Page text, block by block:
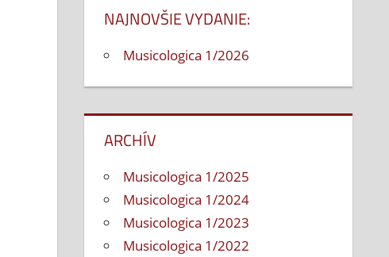
NAJNOVŠIE VYDANIE:
Musicologica 1/2026
ARCHÍV
Musicologica 1/2025
Musicologica 1/2024
Musicologica 1/2023
Musicologica 1/2022